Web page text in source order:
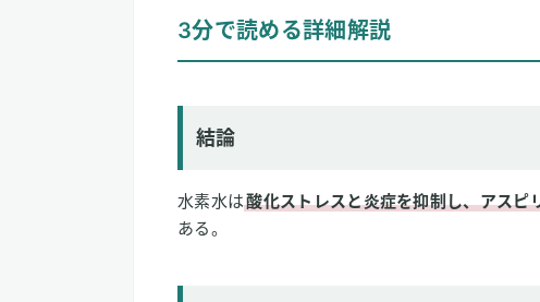
結論
研究の背景と目的
2 専門家のコメント
3分で読める詳細解説
結論
水素水は酸化ストレスと炎症を抑制し、アス
ある。